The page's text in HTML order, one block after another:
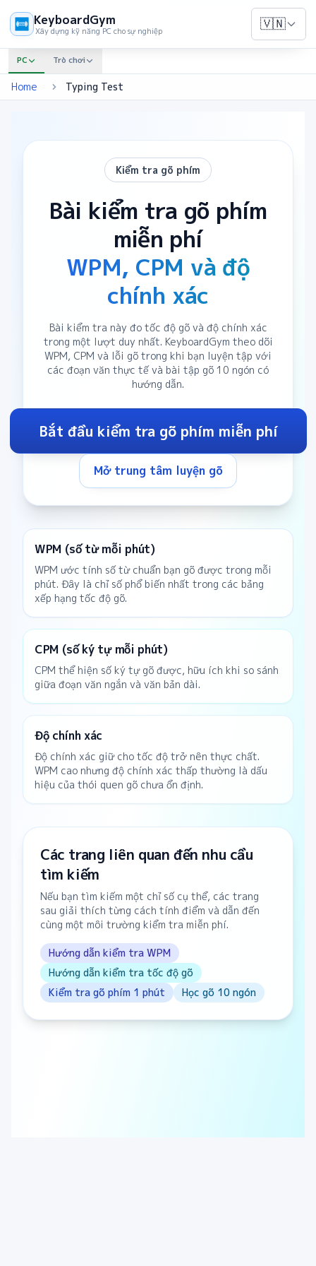
KeyboardGym
Xây dựng kỹ năng PC cho sự nghiệp 🇻🇳
PC Trò chơi
Home Typing Test
Kiểm tra gõ phím
Bài kiểm tra gõ phím
miễn phí
WPM, CPM và độ
chính xác
Bài kiểm tra này đo tốc độ gõ và độ chính xác
trong một lượt duy nhất. KeyboardGym theo dõi
WPM, CPM và lỗi gõ trong khi bạn luyện tập với
các đoạn văn thực tế và bài tập gõ 10 ngón có
hướng dẫn.
Bắt đầu kiểm tra gõ phím miễn phí
Mở trung tâm luyện gõ
WPM (số từ mỗi phút)
WPM ước tính số từ chuẩn bạn gõ được trong mỗi
phút. Đây là chỉ số phổ biến nhất trong các bảng
xếp hạng tốc độ gõ.
CPM (số ký tự mỗi phút)
CPM thể hiện số ký tự gõ được, hữu ích khi so sánh
giữa đoạn văn ngắn và văn bản dài.
Độ chính xác
Độ chính xác giữ cho tốc độ trở nên thực chất.
WPM cao nhưng độ chính xác thấp thường là dấu
hiệu của thói quen gõ chưa ổn định.
Các trang liên quan đến nhu cầu
tìm kiếm
Nếu bạn tìm kiếm một chỉ số cụ thể, các trang
sau giải thích từng cách tính điểm và dẫn đến
cùng một môi trường kiểm tra miễn phí.
Hướng dẫn kiểm tra WPM
Hướng dẫn kiểm tra tốc độ gõ
Kiểm tra gõ phím 1 phút
Học gõ 10 ngón